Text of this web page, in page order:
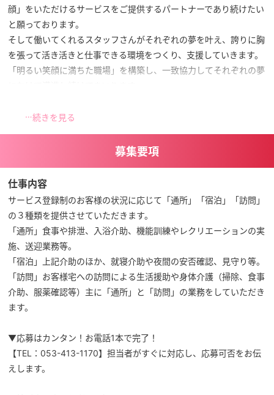
顔」をいただけるサービスをご提供するパートナーであり続けたい
と願っております。
そして働いてくれるスタッフさんがそれぞれの夢を叶え、誇りに胸
を張って活き活きと仕事できる環境をつくり、支援していきます。
「明るい笑顔に満ちた職場」を構築し、一致協力してそれぞれの夢
続きを見る
募集要項
仕事内容
サービス登録制のお客様の状況に応じて「通所」「宿泊」「訪問」
の３種類を提供させていただきます。
「通所」食事や排泄、入浴介助、機能訓練やレクリエーションの実
施、送迎業務等。
「宿泊」上記介助のほか、就寝介助や夜間の安否確認、見守り等。
「訪問」お客様宅への訪問による生活援助や身体介護（掃除、食事
介助、服薬確認等）主に「通所」と「訪問」の業務をしていただき
ます。
▼応募はカンタン！お電話1本で完了！
【TEL：053-413-1170】担当者がすぐに対応し、応募可否をお伝
えします。